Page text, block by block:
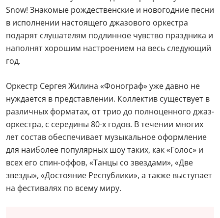
Snow! Знакомые рождественские и новогодние песни
в исполнении настоящего джазового оркестра
подарят слушателям подлинное чувство праздника и
наполнят хорошим настроением на весь следующий
год.
Оркестр Сергея Жилина «Фонограф» уже давно не
нуждается в представлении. Коллектив существует в
различных форматах, от трио до полноценного джаз-
оркестра, с середины 80-х годов. В течении многих
лет состав обеспечивает музыкальное оформление
для наиболее популярных шоу таких, как «Голос» и
всех его спин-оффов, «Танцы со звездами», «Две
звезды», «Достояние Республики», а также выступает
на фестивалях по всему миру.